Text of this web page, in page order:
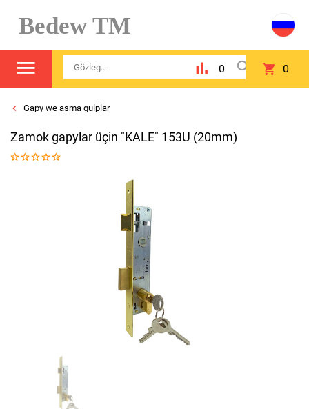
Bedew TM
0 0
Gapy we asma gulplar
Zamok gapylar üçin "KALE" 153U (20mm)